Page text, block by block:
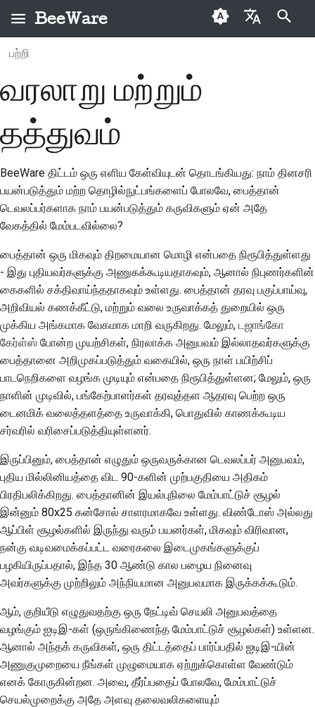
BeeWare
Deutsch
Español
Français
Italiano
日本語
한국어
Polski
Português
Русский
Türkçe
Yкраїнська
Tiếng Việt
中文(简体)
中文(繁體)
தேடலைத் தொடங்க தட்டச்சு செய்யவும்
குறியீட்டை விட மேலானது
பன்முகத்தன்மை மற்றும்
உள்ளடக்கம்
ஆரோக்கியமான மற்றும்
நீடித்த
குறி
எல்லா இடங்களிலும்
பைத்தான்
எல்லா இடங்களிலும்
பூர்வீகமான
பைத்தான் பூர்வீகம்
உள்ளூர் அனுபவம்
விதிமுறைகள்
ஆளுகை
வாடகைக்குக்
கிடைக்கிறது
பங்களிப்பாளர்கள்
பங்களிப்பு வழிகாட்டி
ஒரு சிக்கலைச்
சரிசெய்யவும்
ஆவணங்களை
எழுதுங்கள்
ஒரு புல் கோரிக்கையை
மதிப்பாய்வு செய்யவும்
புதிய அம்சத்தை
முன்மொழியுங்கள்
உள்ளடக்கத்தை
மொழிபெயர்க்கவும்
கருவிகளைப்
பயன்படுத்துங்கள்
ஒரு மேம்பாட்டுச் சூழலை
அமைத்தல்
ஒரு சிக்கலை மீண்டும்
உருவாக்குதல்
கிளையிலிருந்து வேலை
செய்தல்
எல்லை மீறலைத்
தவிர்த்தல்
எழுதுதல், இயக்கிப்
பார்த்தல் மற்றும்
சோதனை செய்தல்
ஸ்приன்ட் வழிகாட்டி
சவால் நாணயங்கள்
2025
2023
2022
2019
2018
2017
2016
2015
2013
வகைகள் Events
பற்றி
வரலாறு மற்றும்
தத்துவம்
BeeWare திட்டம் ஒரு எளிய கேள்வியுடன் தொடங்கியது: நாம் தினசரி
பயன்படுத்தும் மற்ற தொழில்நுட்பங்களைப் போலவே, பைத்தான்
டெவலப்பர்களாக நாம் பயன்படுத்தும் கருவிகளும் ஏன் அதே
வேகத்தில் மேம்படவில்லை?
பைத்தான் ஒரு மிகவும் திறமையான மொழி என்பதை நிரூபித்துள்ளது
- இது புதியவர்களுக்கு அணுகக்கூடியதாகவும், ஆனால் நிபுணர்களின்
கைகளில் சக்திவாய்ந்ததாகவும் உள்ளது. பைத்தான் தரவு பகுப்பாய்வு,
அறிவியல் கணக்கீட்டு, மற்றும் வலை உருவாக்கத் துறையில் ஒரு
முக்கிய அங்கமாக வேகமாக மாறி வருகிறது. மேலும், டஜாங்கோ
கேர்ள்ஸ் போன்ற முயற்சிகள், நிரலாக்க அனுபவம் இல்லாதவர்களுக்கு
பைத்தானை அறிமுகப்படுத்தும் வகையில், ஒரு நாள் பயிற்சிப்
பாடநெறிகளை வழங்க முடியும் என்பதை நிரூபித்துள்ளன; மேலும், ஒரு
நாளின் முடிவில், பங்கேற்பாளர்கள் தரவுத்தள ஆதரவு பெற்ற ஒரு
டைனமிக் வலைத்தளத்தை உருவாக்கி, பொதுவில் காணக்கூடிய
சர்வரில் வரிசைப்படுத்தியுள்ளனர்.
இருப்பினும், பைத்தான் எழுதும் ஒருவருக்கான டெவலப்பர் அனுபவம்,
புதிய மில்லினியத்தை விட 90-களின் முற்பகுதியை அதிகம்
பிரதிபலிக்கிறது. பைத்தானின் இயல்புநிலை மேம்பாட்டுச் சூழல்
இன்னும் 80x25 கன்சோல் சாளரமாகவே உள்ளது. விண்டோஸ் அல்லது
ஆப்பிள் சூழல்களில் இருந்து வரும் பயனர்கள், மிகவும் விரிவான,
நன்கு வடிவமைக்கப்பட்ட வரைகலை இடைமுகங்களுக்குப்
பழகியிருப்பதால், இந்த 30 ஆண்டு கால பழைய நினைவு
அவர்களுக்கு முற்றிலும் அந்நியமான அனுபவமாக இருக்கக்கூடும்.
ஆம், குறியீடு எழுதுவதற்கு ஒரு நேட்டிவ் செயலி அனுபவத்தை
வழங்கும் ஐடிஇ-கள் (ஒருங்கிணைந்த மேம்பாட்டுச் சூழல்கள்) உள்ளன.
ஆனால் அந்தக் கருவிகள், ஒரு திட்டத்தைப் பார்ப்பதில் ஐடிஇ-யின்
அணுகுமுறையை நீங்கள் முழுமையாக ஏற்றுக்கொள்ள வேண்டும்
எனக் கோருகின்றன. அவை, தீர்ப்பதைப் போலவே, மேம்பாட்டுச்
செயல்முறைக்கு அதே அளவு தலைவலிகளையும்